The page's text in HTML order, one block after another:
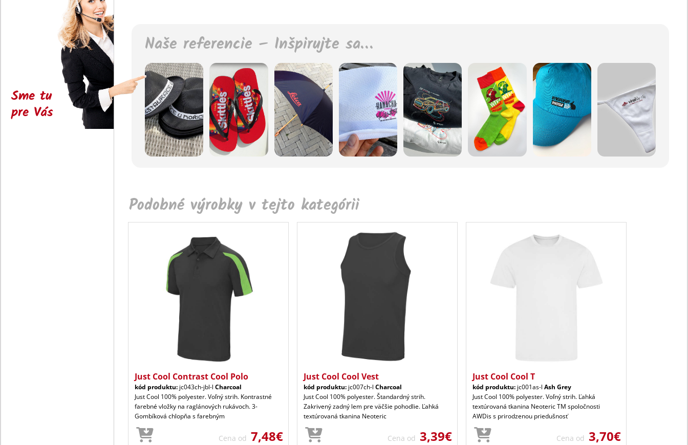
Sme tu
pre Vás
Naše referencie – Inšpirujte sa…
Podobné výrobky v tejto kategórii
Just Cool Contrast Cool Polo
kód produktu: jc043ch-jbl-l Charcoal
Just Cool 100% polyester. Voľný strih. Kontrastné
farebné vložky na raglánových rukávoch. 3-
Gombíková chlopňa s farebným
Cena od 7,48€
Just Cool Cool Vest
kód produktu: jc007ch-l Charcoal
Just Cool 100% polyester. Štandardný strih.
Zakrivený zadný lem pre väčšie pohodlie. Ľahká
textúrovaná tkanina Neoteric
Cena od 3,39€
Just Cool Cool T
kód produktu: jc001as-l Ash Grey
Just Cool 100% polyester. Voľný strih. Ľahká
textúrovaná tkanina Neoteric TM spoločnosti
AWDis s prirodzenou priedušnosť
Cena od 3,70€